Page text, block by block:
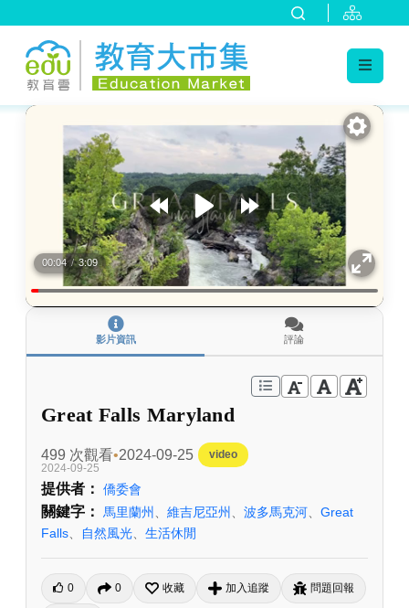
:::
00:04 / 3:09
影片資訊 評論
Great Falls Maryland
499 次觀看 2024-09-25
video
2024-09-25
提供者： 僑委會
關鍵字： 馬里蘭州 維吉尼亞州 波多馬克河
Great
Falls
自然風光 生活休閒
0 0 收藏 加入追蹤 問題回報